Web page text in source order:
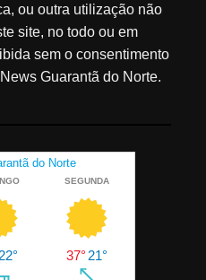
ou outra utilização não
site, no todo ou em
sem o consentimento
Guarantã do Norte.